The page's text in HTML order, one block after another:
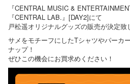
『CENTRAL MUSIC &
『CENTRAL LAB.』[DAY2]にて
戸松遥オリジナルグッズの販売が決定致
サメをモチーフにしたTシャツやパーカ
ナップ！
ぜひこの機会にお買求めください！